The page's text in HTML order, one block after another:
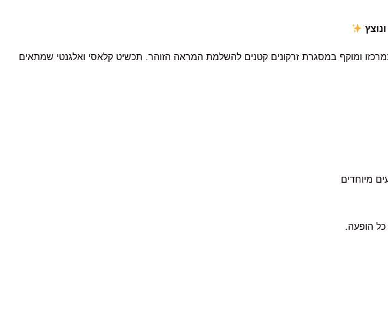
ומוקף במסגרת זרקונים קטנים להשלמת המראה הזוהר. תכשיט קלאסי ואלגנטי שמתאים
מיוחדים
הופעה.